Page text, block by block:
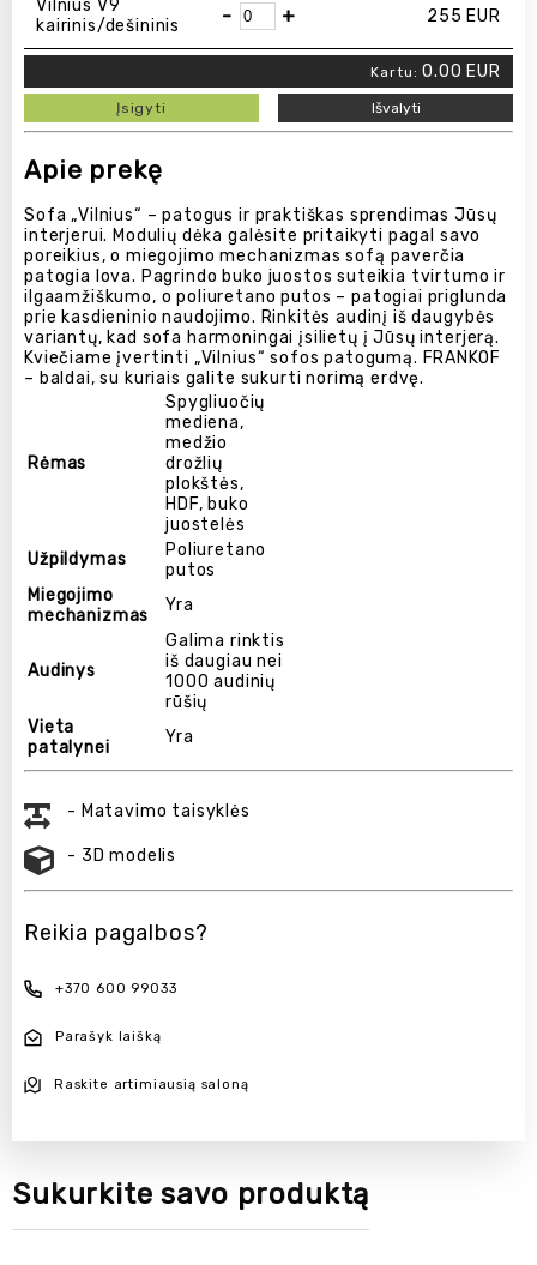
Vilnius V9
kairinis/dešininis
- + 255 EUR
Kartu:0.00 EUR
Įsigyti Išvalyti
Apie prekę
Sofa „Vilnius“ – patogus ir praktiškas sprendimas Jūsų
interjerui. Modulių dėka galėsite pritaikyti pagal savo
poreikius, o miegojimo mechanizmas sofą paverčia
patogia lova. Pagrindo buko juostos suteikia tvirtumo ir
ilgaamžiškumo, o poliuretano putos – patogiai priglunda
prie kasdieninio naudojimo. Rinkitės audinį iš daugybės
variantų, kad sofa harmoningai įsilietų į Jūsų interjerą.
Kviečiame įvertinti „Vilnius“ sofos patogumą. FRANKOF
– baldai, su kuriais galite sukurti norimą erdvę.
Rėmas
Spygliuočių
mediena,
medžio
drožlių
plokštės,
HDF, buko
juostelės
Užpildymas
Poliuretano
putos
Miegojimo
mechanizmas
Yra
Audinys
Galima rinktis
iš daugiau nei
1000 audinių
rūšių
Vieta
patalynei
Yra
- Matavimo taisyklės
- 3D modelis
Reikia pagalbos?
+370 600 99033
Parašyk laišką
Raskite artimiausią saloną
Sukurkite savo produktą